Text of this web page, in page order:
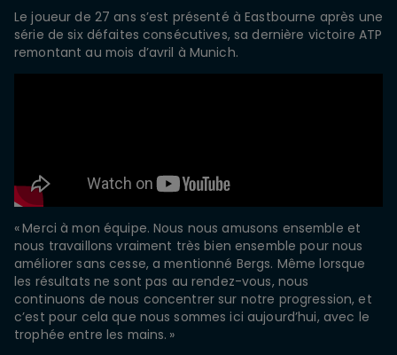
Le joueur de 27 ans s’est présenté à Eastbourne après une
série de six défaites consécutives, sa dernière victoire ATP
remontant au mois d’avril à Munich.
« Merci à mon équipe. Nous nous amusons ensemble et
nous travaillons vraiment très bien ensemble pour nous
améliorer sans cesse, a mentionné Bergs. Même lorsque
les résultats ne sont pas au rendez-vous, nous
continuons de nous concentrer sur notre progression, et
c’est pour cela que nous sommes ici aujourd’hui, avec le
trophée entre les mains. »